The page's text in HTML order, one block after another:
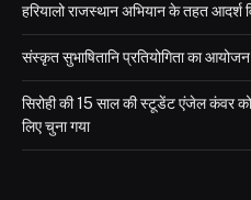
हरियालो राजस्थान अभियान के तहत आदर्श
संस्कृत सुभाषितानि प्रतियोगिता का आयोजन
सिरोही की 15 साल की स्टूडेंट एंजेल कंवर
लिए चुना गया